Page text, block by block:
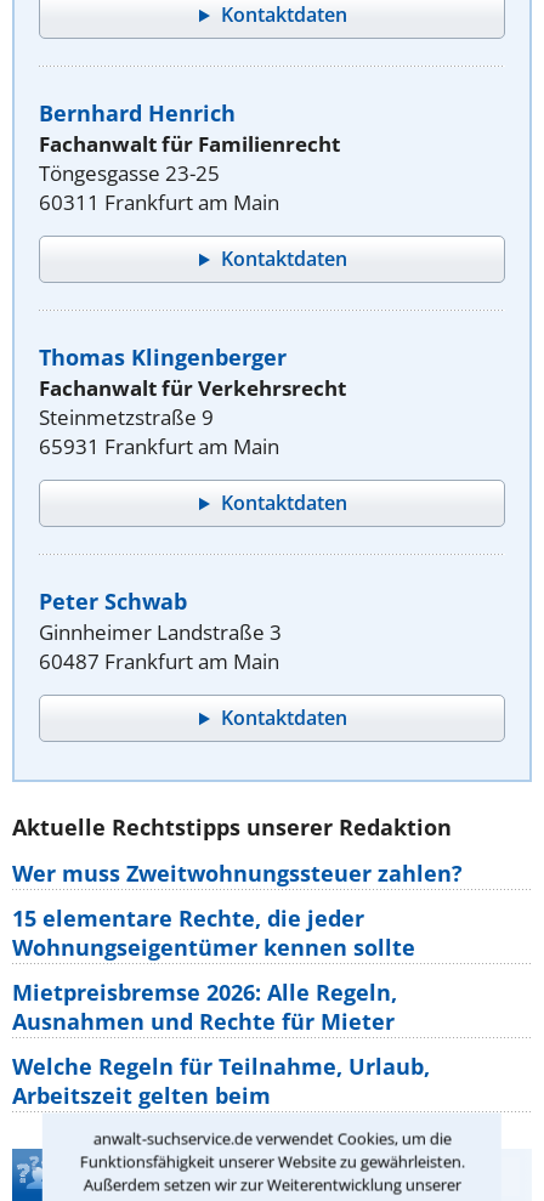
anwalt-suchservice.de verwendet Cookies, um die
Funktionsfähigkeit unserer Website zu gewährleisten.
Außerdem setzen wir zur Weiterentwicklung unserer
Kontaktdaten
Bernhard Henrich
Fachanwalt für Familienrecht
Töngesgasse 23-25
60311 Frankfurt am Main
Kontaktdaten
Thomas Klingenberger
Fachanwalt für Verkehrsrecht
Steinmetzstraße 9
65931 Frankfurt am Main
Kontaktdaten
Peter Schwab
Ginnheimer Landstraße 3
60487 Frankfurt am Main
Kontaktdaten
Aktuelle Rechtstipps unserer Redaktion
Wer muss Zweitwohnungssteuer zahlen?
15 elementare Rechte, die jeder
Wohnungseigentümer kennen sollte
Mietpreisbremse 2026: Alle Regeln,
Ausnahmen und Rechte für Mieter
Welche Regeln für Teilnahme, Urlaub,
Arbeitszeit gelten beim
Teste Dein Rechtswissen